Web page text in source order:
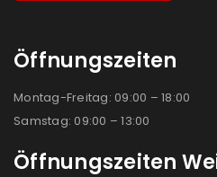
Öffnungszeiten
Montag-Freitag: 09:00 – 18:00
Samstag: 09:00 – 13:00
Öffnungszeiten